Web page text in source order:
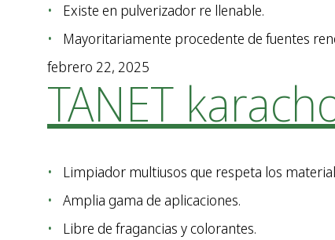
Existe en pulverizador re llenable.
Mayoritariamente procedente de fuentes
febrero 22, 2025
TANET
Limpiador multiusos que respeta los
Amplia gama de aplicaciones.
Libre de fragancias y colorantes.